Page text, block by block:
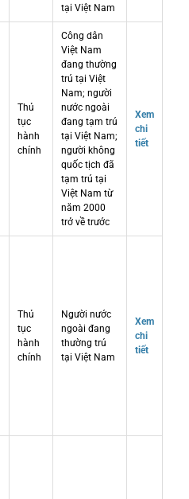
tại Việt Nam
Thủ
tục
hành
chính
Công dân
Việt Nam
đang thường
trú tại Việt
Nam; người
nước ngoài
đang tạm trú
tại Việt Nam;
người không
quốc tịch đã
tạm trú tại
Việt Nam từ
năm 2000
trở về trước
Xem
chi
tiết
Thủ
tục
hành
chính
Người nước
ngoài đang
thường trú
tại Việt Nam
Xem
chi
tiết